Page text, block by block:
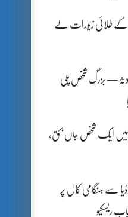
ڈکیتی‘ڈاکو1 کروڑ کے طلائی زیورات لے
— بزرگ شخص پلی
میں ایک شخص جاں بحق،
سے ہنگامی کال پر